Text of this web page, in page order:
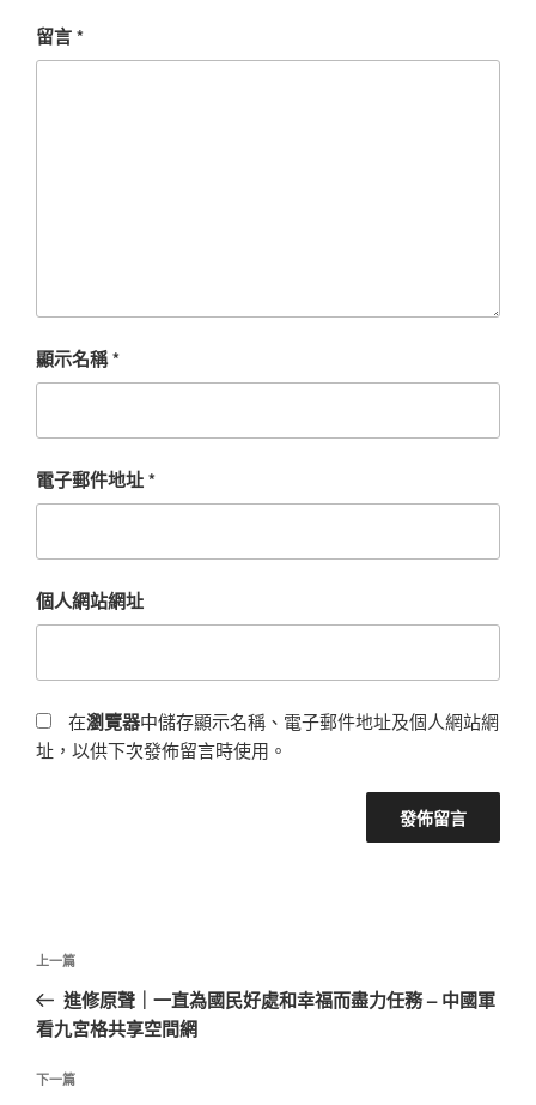
留言*
顯示名稱*
電子郵件地址*
個人網站網址
在瀏覽器中儲存顯示名稱、電子郵件地址及個人網站網
址，以供下次發佈留言時使用。
文
導
覽
上
一
篇
章
上一篇
進修原聲｜一直為國民好處和幸福而盡力任務 – 中國軍
看九宮格共享空間網
下
下一篇